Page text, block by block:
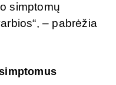
simptomų
– pabrėžia